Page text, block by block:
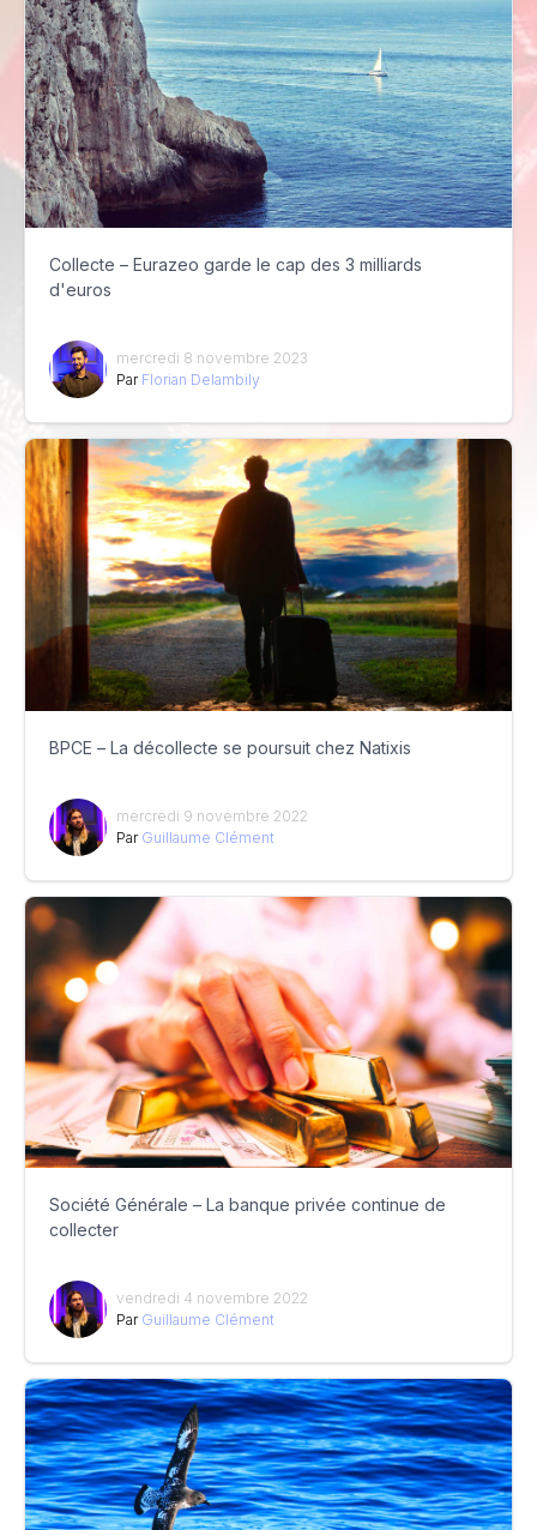
Collecte – Eurazeo garde le cap des 3 milliards
d'euros
mercredi 8 novembre 2023
Par Florian Delambily
BPCE – La décollecte se poursuit chez Natixis
mercredi 9 novembre 2022
Par Guillaume Clément
Société Générale – La banque privée continue de
collecter
vendredi 4 novembre 2022
Par Guillaume Clément